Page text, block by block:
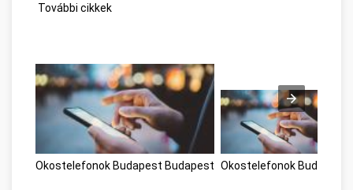
További cikkek
Okostelefonok Budapest Budapest Okostelefonok Budapest